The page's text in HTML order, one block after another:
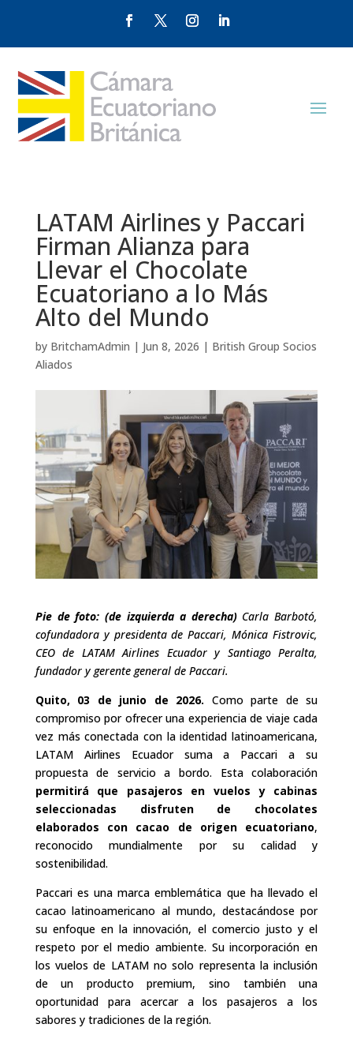
LATAM Airlines y Paccari
Firman Alianza para
Llevar el Chocolate
Ecuatoriano a lo Más
Alto del Mundo
by BritchamAdmin | Jun 8, 2026 | British Group Socios
Aliados
Pie de foto: (de izquierda a derecha) Carla Barbotó,
cofundadora y presidenta de Paccari, Mónica Fistrovic,
CEO de LATAM Airlines Ecuador y Santiago Peralta,
fundador y gerente general de Paccari.
Quito, 03 de junio de 2026. Como parte de su
compromiso por ofrecer una experiencia de viaje cada
vez más conectada con la identidad latinoamericana,
LATAM Airlines Ecuador suma a Paccari a su
propuesta de servicio a bordo. Esta colaboración
permitirá que pasajeros en vuelos y cabinas
seleccionadas disfruten de chocolates
elaborados con cacao de origen ecuatoriano,
reconocido mundialmente por su calidad y
sostenibilidad.
Paccari es una marca emblemática que ha llevado el
cacao latinoamericano al mundo, destacándose por
su enfoque en la innovación, el comercio justo y el
respeto por el medio ambiente. Su incorporación en
los vuelos de LATAM no solo representa la inclusión
de un producto premium, sino también una
oportunidad para acercar a los pasajeros a los
sabores y tradiciones de la región.